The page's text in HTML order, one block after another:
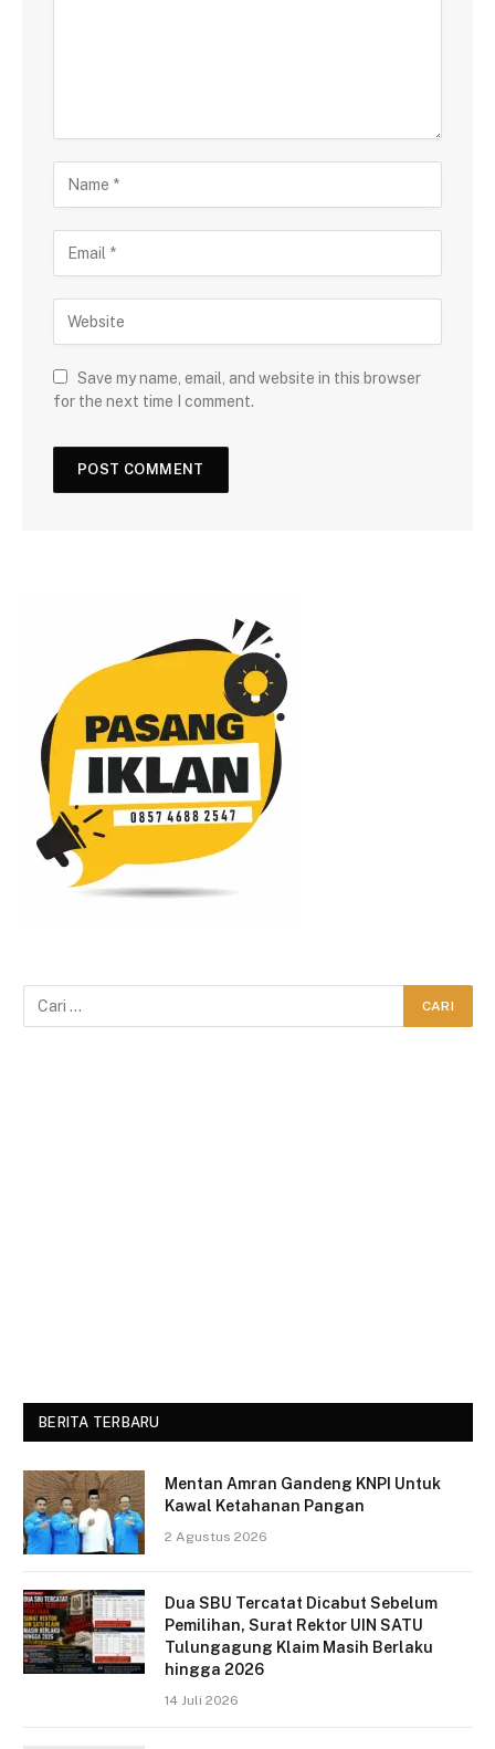
Save my name, email, and website in this browser
for the next time I comment.
BERITA TERBARU
Mentan Amran Gandeng KNPI Untuk
Kawal Ketahanan Pangan
2 Agustus 2026
Dua SBU Tercatat Dicabut Sebelum
Pemilihan, Surat Rektor UIN SATU
Tulungagung Klaim Masih Berlaku
hingga 2026
14 Juli 2026